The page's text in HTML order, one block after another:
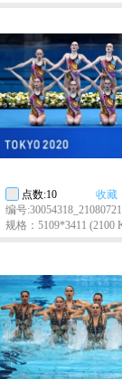
收藏
点数:10
编号
规格：5109*3411 (2100